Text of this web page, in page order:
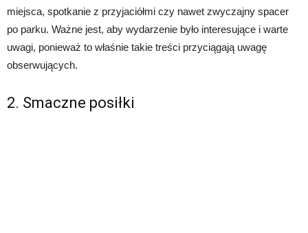
miejsca, spotkanie z przyjaciółmi czy nawet zwyczajny spacer
po parku. Ważne jest, aby wydarzenie było interesujące i warte
uwagi, ponieważ to właśnie takie treści przyciągają uwagę
obserwujących.
2. Smaczne posiłki